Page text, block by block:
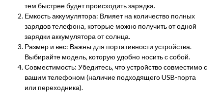
тем быстрее будет происходить зарядка.
Емкость аккумулятора: Влияет на количество полных
зарядов телефона‚ которые можно получить от одной
зарядки аккумулятора от солнца.
Размер и вес: Важны для портативности устройства.
Выбирайте модель‚ которую удобно носить с собой.
Совместимость: Убедитесь‚ что устройство совместимо с
вашим телефоном (наличие подходящего USB-порта
или переходника).